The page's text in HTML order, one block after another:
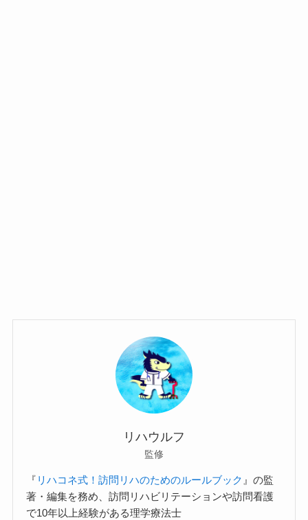
リハウルフ
監修
『 リハコネ式！訪問リハのためのルールブック 』の監
著・編集を務め、訪問リハビリテーションや訪問看護
で10年以上経験がある理学療法士